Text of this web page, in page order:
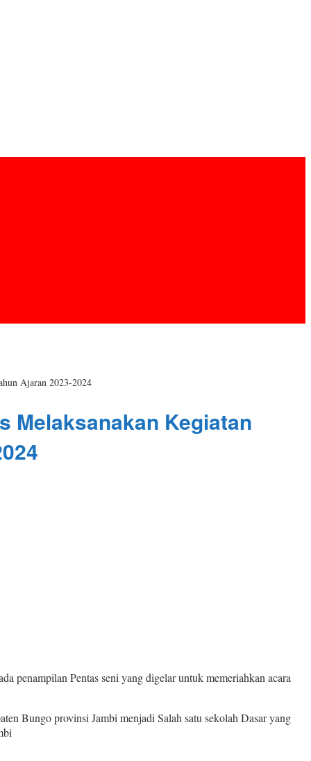
Ajaran 2023-2024
Melaksanakan Kegiatan
penampilan Pentas seni yang digelar untuk memeriahkan acara
Bungo provinsi Jambi menjadi Salah satu sekolah Dasar yang